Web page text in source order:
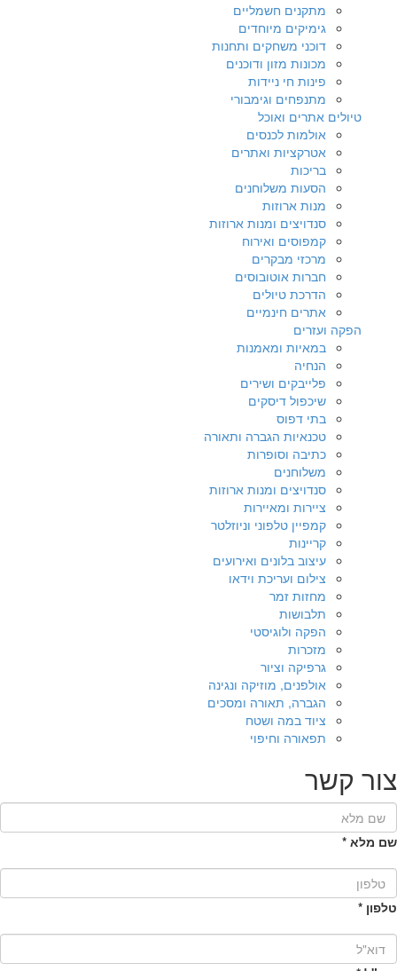
מתקנים חשמליים
גימיקים מיוחדים
דוכני משחקים ותחנות
מכונות מזון ודוכנים
פינות חי ניידות
מתנפחים וגימבורי
טיולים אתרים ואוכל
אולמות לכנסים
אטרקציות ואתרים
בריכות
הסעות משלוחנים
מנות ארוזות
סנדויצים ומנות ארוזות
קמפוסים ואירוח
מרכזי מבקרים
חברות אוטובוסים
הדרכת טיולים
אתרים חינמיים
הפקה ועזרים
במאיות ומאמנות
הנחיה
פלייבקים ושירים
שיכפול דיסקים
בתי דפוס
טכנאיות הגברה ותאורה
כתיבה וסופרות
משלוחנים
סנדויצים ומנות ארוזות
ציירות ומאיירות
קמפיין טלפוני וניוזלטר
קריינות
עיצוב בלונים ואירועים
צילום ועריכת וידאו
מחזות זמר
תלבושות
הפקה ולוגיסטי
מזכרות
גרפיקה וציור
אולפנים, מוזיקה ונגינה
הגברה, תאורה ומסכים
ציוד במה ושטח
תפאורה וחיפוי
צור קשר
שם מלא *
טלפון *